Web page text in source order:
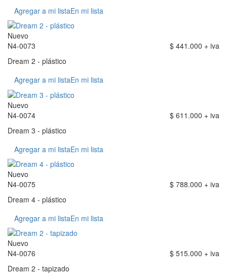
Agregar a mi listaEn mi lista
Nuevo
N4-0073
$ 441.000 + iva
Dream 2 - plástico
Agregar a mi listaEn mi lista
Nuevo
N4-0074
$ 611.000 + iva
Dream 3 - plástico
Agregar a mi listaEn mi lista
Nuevo
N4-0075
$ 788.000 + iva
Dream 4 - plástico
Agregar a mi listaEn mi lista
Nuevo
N4-0076
$ 515.000 + iva
Dream 2 - tapizado